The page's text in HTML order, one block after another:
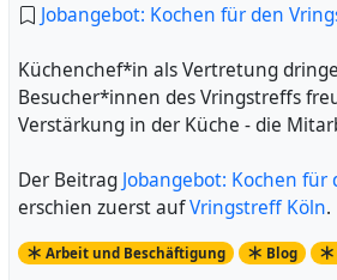
Jobangebot: Kochen für den
Küchenchef*in als Vertretung
Besucher*innen des Vringstreffs
Verstärkung in der Küche - die
Der Beitrag Jobangebot: Kochen
erschien zuerst aufVringstreff Köln.
Arbeit und Beschäftigung Blog